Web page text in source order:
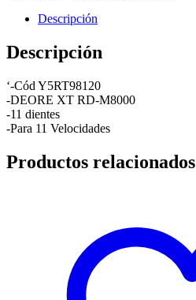
Descripción
Descripción
‘-Cód Y5RT98120
-DEORE XT RD-M8000
-11 dientes
-Para 11 Velocidades
Productos relacionados